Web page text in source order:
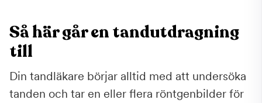
Så här går en tandutdragning
till
Din tandläkare börjar alltid med att undersöka
tanden och tar en eller flera röntgenbilder för